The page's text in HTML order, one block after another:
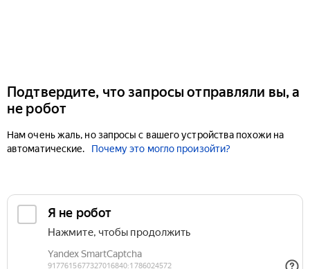
Подтвердите, что запросы отправляли вы, а
не робот
Нам очень жаль, но запросы с вашего устройства похожи на
автоматические.
Почему это могло произойти?